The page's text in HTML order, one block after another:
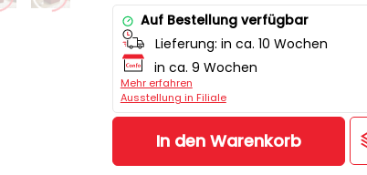
Auf Bestellung verfügbar
Lieferung: in ca. 10 Wochen
in ca. 9 Wochen
Mehr erfahren
Ausstellung in Filiale
In den Warenkorb